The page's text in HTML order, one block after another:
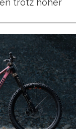
trotz hoher